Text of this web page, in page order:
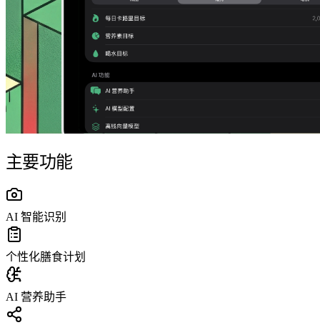
主要功能
AI 智能识别
个性化膳食计划
AI 营养助手